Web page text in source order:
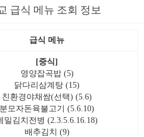
급식 메뉴 조회 정보
급식 메뉴
[중식]
영양잡곡밥 (5)
닭다리삼계탕 (15)
친환경야채쌈(선택) (5.6)
분모자돈육불고기 (5.6.10)
밀김치전병 (2.3.5.6.16.18)
배추김치 (9)